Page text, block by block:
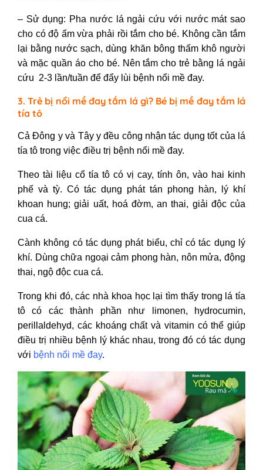
– Sử dụng: Pha nước lá ngải cứu với nước mát sao
cho có độ ấm vừa phải rồi tắm cho bé. Không cần tắm
lại bằng nước sạch, dùng khăn bông thấm khô người
và mặc quần áo cho bé. Nên tắm cho trẻ bằng lá ngải
cứu 2-3 lần/tuần để đẩy lùi bệnh nổi mề đay.
3. Trẻ bị nổi mề đay tắm lá gì? Bé bị mề đay tắm lá
tía tô
Cả Đông y và Tây y đều công nhận tác dụng tốt của lá
tía tô trong việc điều trị bệnh nổi mề đay.
Theo tài liệu cổ tía tô có vị cay, tính ôn, vào hai kinh
phế và tỳ. Có tác dụng phát tán phong hàn, lý khí
khoan hung; giải uất, hoá đờm, an thai, giải độc của
cua cá.
Cành không có tác dụng phát biểu, chỉ có tác dụng lý
khí. Dùng chữa ngoại cảm phong hàn, nôn mửa, động
thai, ngộ độc cua cá.
Trong khi đó, các nhà khoa học lại tìm thấy trong lá tía
tô có các thành phần như limonen, hydrocumin,
perillaldehyd, các khoáng chất và vitamin có thể giúp
điều trị nhiều bệnh lý khác nhau, trong đó có tác dụng
với bệnh nổi mề đay.